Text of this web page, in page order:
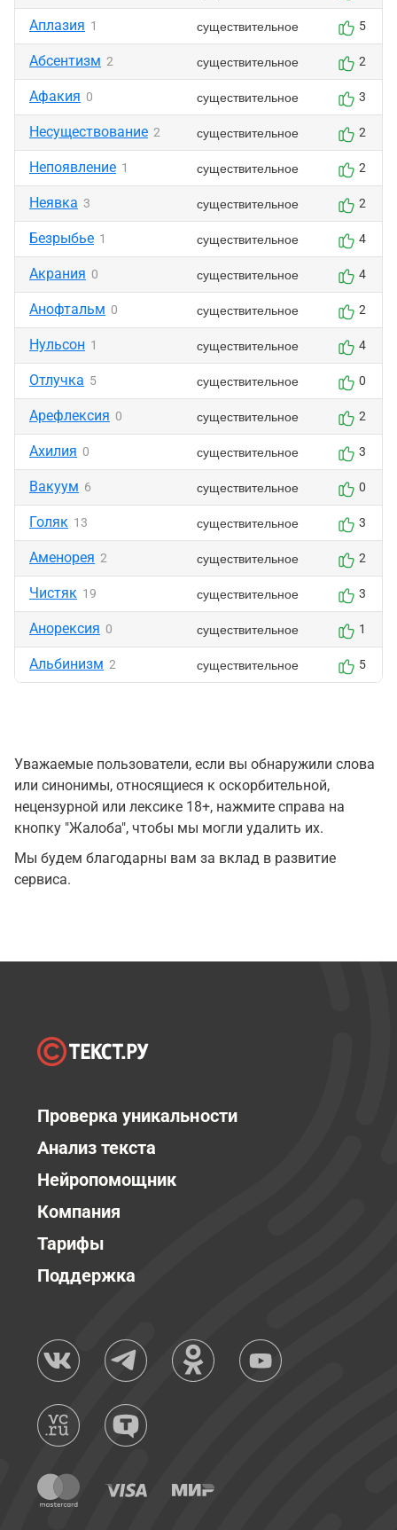
Аплазия 1 существительное 5
Абсентизм 2 существительное 2
Афакия 0 существительное 3
Несуществование 2 существительное 2
Непоявление 1 существительное 2
Неявка 3 существительное 2
Безрыбье 1 существительное 4
Акрания 0 существительное 4
Анофтальм 0 существительное 2
Нульсон 1 существительное 4
Отлучка 5 существительное 0
Арефлексия 0 существительное 2
Ахилия 0 существительное 3
Вакуум 6 существительное 0
Голяк 13 существительное 3
Аменорея 2 существительное 2
Чистяк 19 существительное 3
Анорексия 0 существительное 1
Альбинизм 2 существительное 5
Уважаемые пользователи, если вы обнаружили слова
или синонимы, относящиеся к оскорбительной,
нецензурной или лексике 18+, нажмите справа на
кнопку "Жалоба", чтобы мы могли удалить их.
Мы будем благодарны вам за вклад в развитие
сервиса.
Проверка уникальности
Анализ текста
Нейропомощник
Компания
Тарифы
Поддержка